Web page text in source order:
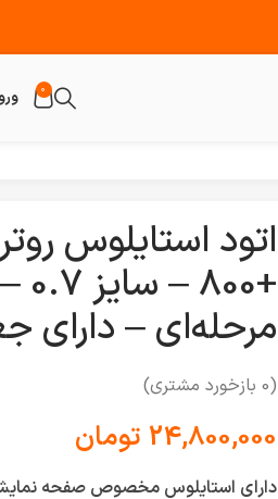
0
اتود استایلوس
مرحله‌ای – دارای
(
0 بازخورد مشتری)
24,800,000 تومان
دارای استایلوس مخصوص صفحه